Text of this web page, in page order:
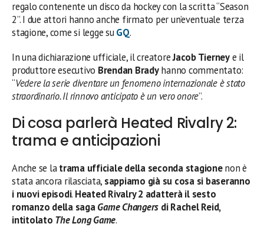
regalo contenente un disco da hockey con la scritta “Season
2”. I due attori hanno anche firmato per un’eventuale terza
stagione, come si legge suGQ.
In una dichiarazione ufficiale, il creatoreJacob Tierneye il
produttore esecutivo Brendan Bradyhanno commentato:
“Vedere la serie diventare un fenomeno internazionale è stato
straordinario. Il rinnovo anticipato è un vero onore”.
Di cosa parlerà Heated Rivalry 2:
trama e anticipazioni
Anche se latrama ufficiale della seconda stagionenon è
stata ancora rilasciata, sappiamo già su cosa si baseranno
i nuovi episodi. Heated Rivalry 2 adatterà il sesto
romanzo della sagaGame Changers di Rachel Reid,
intitolato The Long Game.